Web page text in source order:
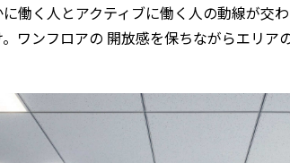
働く人とアクティブに働く人の動線が交
ワンフロアの 開放感を保ちながらエリア